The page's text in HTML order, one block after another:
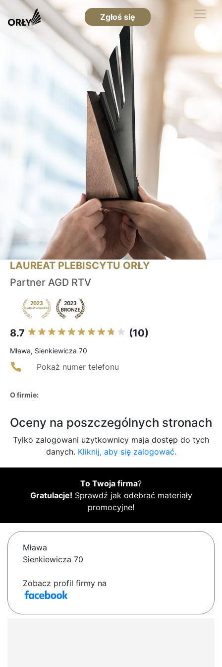
Zgłoś się
LAUREAT PLEBISCYTU ORŁY
Partner AGD RTV
8.7 (10)
Mława, Sienkiewicza 70
Pokaż numer telefonu
O firmie:
Oceny na poszczególnych stronach
Tylko zalogowani użytkownicy maja dostęp do tych
danych. Kliknij, aby się zalogować.
To Twoja firma?
Gratulacje! Sprawdź jak odebrać materiały
promocyjne!
Mława
Sienkiewicza 70
Zobacz profil firmy na